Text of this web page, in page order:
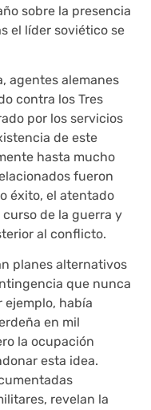
sobre la presencia
el líder soviético se
agentes alemanes
contra los Tres
por los servicios
de este
hasta mucho
fueron
éxito, el atentado
de la guerra y
al conflicto.
planes alternativos
que nunca
ejemplo, había
en mil
la ocupación
esta idea.
revelan la